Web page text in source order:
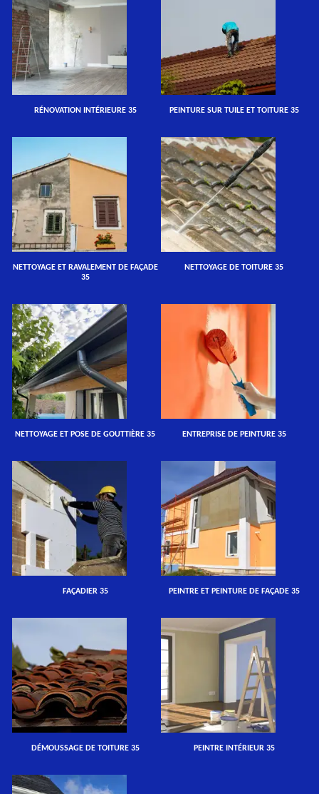
RÉNOVATION INTÉRIEURE 35 PEINTURE SUR TUILE ET TOITURE 35
NETTOYAGE ET RAVALEMENT DE FAÇADE
35
NETTOYAGE DE TOITURE 35
NETTOYAGE ET POSE DE GOUTTIÈRE 35 ENTREPRISE DE PEINTURE 35
FAÇADIER 35 PEINTRE ET PEINTURE DE FAÇADE 35
DÉMOUSSAGE DE TOITURE 35 PEINTRE INTÉRIEUR 35